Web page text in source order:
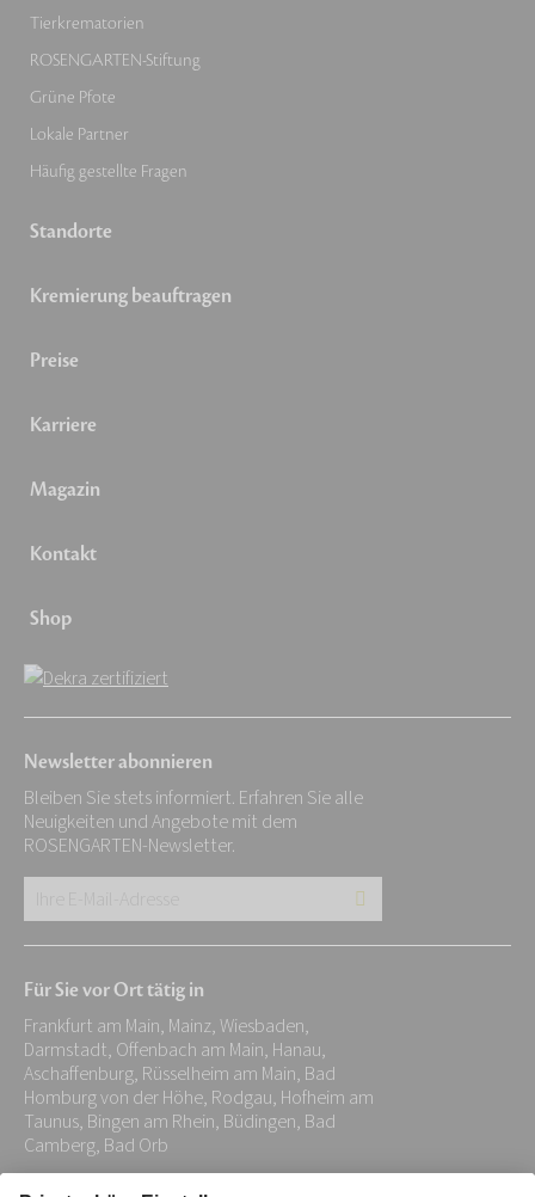
Tierkrematorien
ROSENGARTEN-Stiftung
Grüne Pfote
Lokale Partner
Häufig gestellte Fragen
Standorte
Kremierung beauftragen
Preise
Karriere
Magazin
Kontakt
Shop
Newsletter abonnieren
Bleiben Sie stets informiert. Erfahren Sie alle
Neuigkeiten und Angebote mit dem
ROSENGARTEN-Newsletter.
Adresse:
*
Für Sie vor Ort tätig in
Frankfurt am Main, Mainz, Wiesbaden,
Darmstadt, Offenbach am Main, Hanau,
Aschaffenburg, Rüsselheim am Main, Bad
Homburg von der Höhe, Rodgau, Hofheim am
Taunus, Bingen am Rhein, Büdingen, Bad
Camberg, Bad Orb